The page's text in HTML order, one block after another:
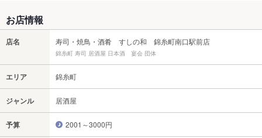
お店情報
店名 寿司・焼鳥・酒肴 すしの和 錦糸町南口駅前店
錦糸町 寿司 居酒屋 日本酒 宴会 団体
エリア 錦糸町
ジャンル 居酒屋
予算 2001～3000円